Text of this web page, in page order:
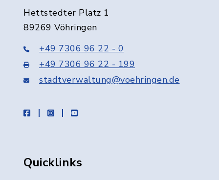
Hettstedter Platz 1
89269 Vöhringen
+49 7306 96 22 - 0
+49 7306 96 22 - 199
stadtverwaltung@voehringen.de
facebookinstagramyoutube
Quicklinks